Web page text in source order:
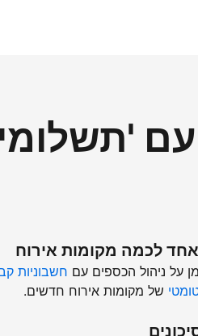
אחד לכמה מקומות אירוח
על ניהול הכספים עם חשבוניות
של מקומות אירוח חדשים.